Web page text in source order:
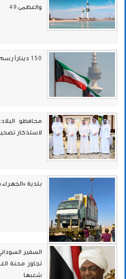
والعظمى 49
150 ديناراً رسم تحويل «الزيارة» إلى إقامة عادية
محافظو
لاستذكار
بلدية «الجهراء» رفعت 7 عربات
السفير
تجاوز محنة
شعبها